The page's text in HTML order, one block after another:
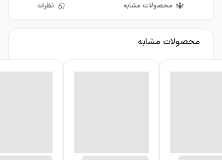
محصولات مشابه نظرات
محصولات مشابه